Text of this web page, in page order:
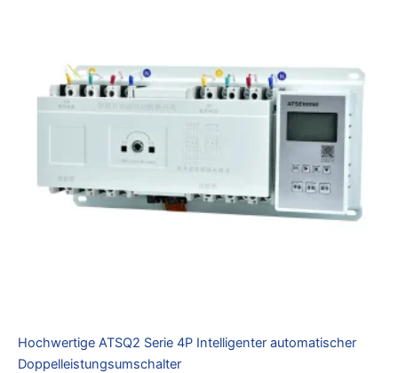
Hochwertige ATSQ2 Serie 4P Intelligenter automatischer
Doppelleistungsumschalter